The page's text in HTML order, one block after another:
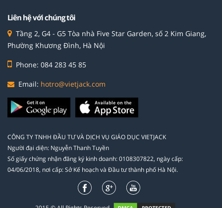
Liên hệ với chúng tôi
Tầng 2, G4 - G5 Tòa nhà Five Star Garden, số 2 Kim Giang,
Phường Khương Đình, Hà Nội
Phone: 084 283 45 85
Email: hotro@vietjack.com
CÔNG TY TNHH ĐẦU TƯ VÀ DỊCH VỤ GIÁO DỤC VIETJACK
Người đại diện: Nguyễn Thanh Tuyền
Số giấy chứng nhận đăng ký kinh doanh: 0108307822, ngày cấp:
04/06/2018, nơi cấp: Sở Kế hoạch và Đầu tư thành phố Hà Nội.